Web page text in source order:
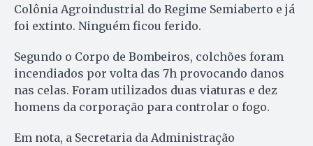
Colônia Agroindustrial do Regime Semiaberto e já
foi extinto. Ninguém ficou ferido.
Segundo o Corpo de Bombeiros, colchões foram
incendiados por volta das 7h provocando danos
nas celas. Foram utilizados duas viaturas e dez
homens da corporação para controlar o fogo.
Em nota, a Secretaria da Administração